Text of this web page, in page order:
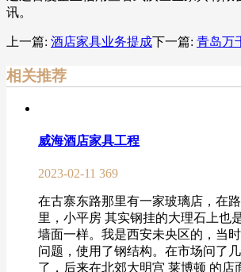
讯。
上一篇: 酒店家具业务提成下一篇: 青岛万
相关推荐
威海酒店家具工程
2023-02-11 369
在古寨东路那里有一家玻璃店，在
里，小平房 其实钢挂的大理石上也
墙面一样。我是西安未央区的，当
问题，使用了钢结构。在市场问了
了，后来在北郊大明宫 莱博顿 的店